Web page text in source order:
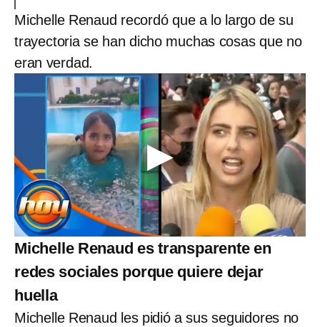
Michelle Renaud recordó que a lo largo de su
trayectoria se han dicho muchas cosas que no
eran verdad.
Michelle Renaud es transparente en
redes sociales porque quiere dejar
huella
Michelle Renaud les pidió a sus seguidores no